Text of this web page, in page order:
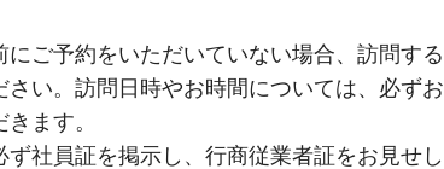
ご予約をいただいていない場合、訪問する
い。訪問日時やお時間については、必ずお
ます。
社員証を掲示し、行商従業者証をお見せし